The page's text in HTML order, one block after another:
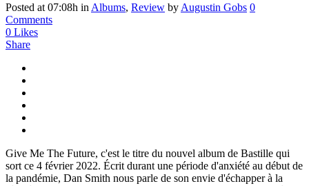
Posted at 07:08h in Albums, Review by Augustin Gobs 0
Comments
0 Likes
Share
Give Me The Future, c'est le titre du nouvel album de Bastille qui
sort ce 4 février 2022. Écrit durant une période d'anxiété au début de
la pandémie, Dan Smith nous parle de son envie d'échapper à la